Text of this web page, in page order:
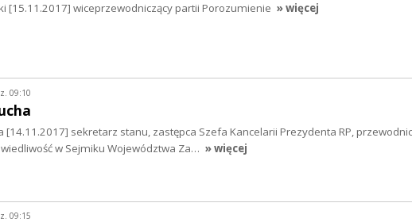
[15.11.2017] wiceprzewodniczący partii Porozumienie » więcej
09:10
[14.11.2017] sekretarz stanu, zastępca Szefa Kancelarii Prezydenta RP,
w Sejmiku Województwa Za… » więcej
09:15